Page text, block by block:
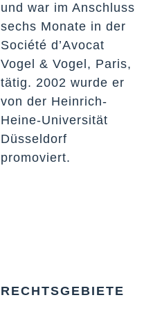
und war im Anschluss
sechs Monate in der
Société d’Avocat
Vogel & Vogel, Paris,
tätig. 2002 wurde er
von der Heinrich-
Heine-Universität
Düsseldorf
promoviert.
RECHTSGEBIETE